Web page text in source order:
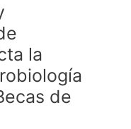
la
de